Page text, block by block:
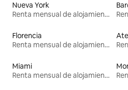
Nueva York
Renta mensual de alojamientos
Florencia
Renta mensual de alojamientos
Miami
Renta mensual de alojamientos